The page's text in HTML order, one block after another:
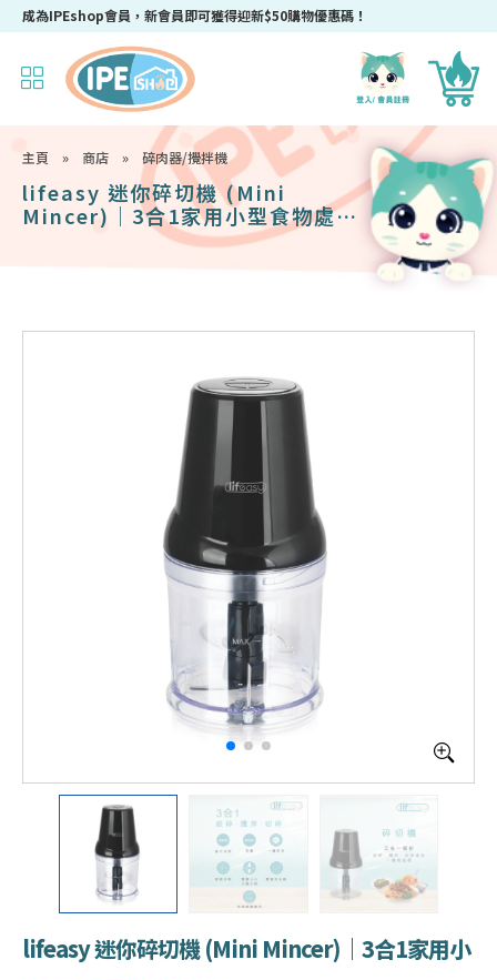
成為IPEshop會員，新會員即可獲得迎新$50購物優惠碼！
主頁 » 商店 » 碎肉器/攪拌機
lifeasy 迷你碎切機 (Mini
Mincer)｜3合1家用小型食物處理
lifeasy 迷你碎切機 (Mini Mincer)｜3合1家用小